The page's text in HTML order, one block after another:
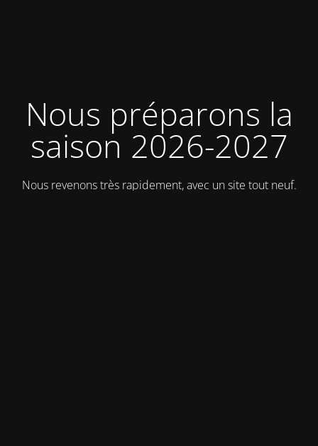
Nous préparons la
saison 2026-2027
Nous revenons très rapidement, avec un site tout neuf.